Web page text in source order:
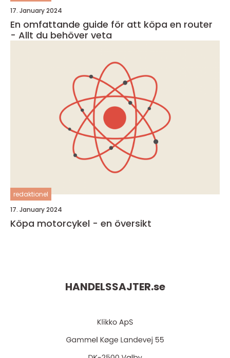
17. January 2024
En omfattande guide för att köpa en router
- Allt du behöver veta
redaktionel
17. January 2024
Köpa motorcykel - en översikt
HANDELSSAJTER.se